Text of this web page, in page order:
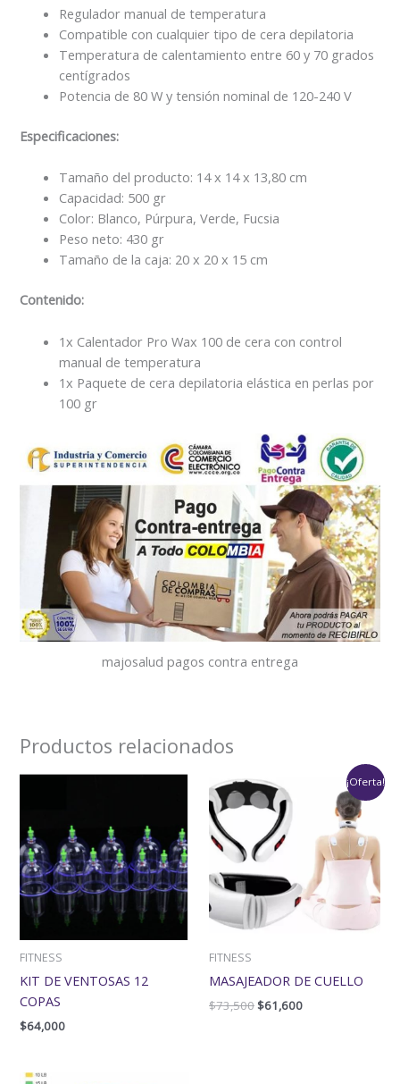
Regulador manual de temperatura
Compatible con cualquier tipo de cera depilatoria
Temperatura de calentamiento entre 60 y 70 grados
centígrados
Potencia de 80 W y tensión nominal de 120-240 V
Especificaciones:
Tamaño del producto: 14 x 14 x 13,80 cm
Capacidad: 500 gr
Color: Blanco, Púrpura, Verde, Fucsia
Peso neto: 430 gr
Tamaño de la caja: 20 x 20 x 15 cm
Contenido:
1x Calentador Pro Wax 100 de cera con control
manual de temperatura
1x Paquete de cera depilatoria elástica en perlas por
100 gr
majosalud pagos contra entrega
Productos relacionados
FITNESS
KIT DE VENTOSAS 12
COPAS
$64,000
¡Oferta!
FITNESS
MASAJEADOR DE CUELLO
$73,500
El
precio
original
era:
$73,500.
$61,600
$61,600.